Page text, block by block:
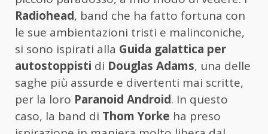
Radiohead, band che ha fatto fortuna con
le sue ambientazioni tristi e malinconiche,
si sono ispirati alla Guida galattica per
autostoppisti di Douglas Adams, una delle
saghe più assurde e divertenti mai scritte,
per la loro Paranoid Android. In questo
caso, la band di Thom Yorke ha preso